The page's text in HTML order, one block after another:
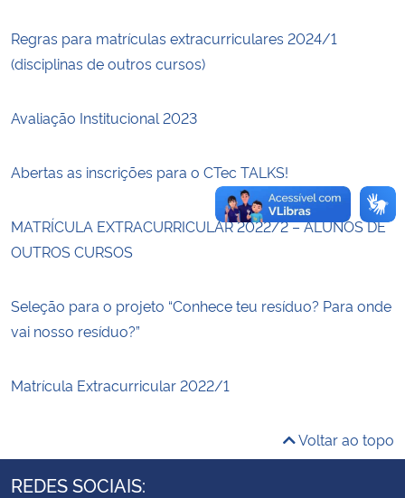
Secretaria-Geral
Advocacia-Geral da União
Banco Central do Brasil
Regras para matrículas extracurriculares 2024/1
(disciplinas de outros cursos)
Avaliação Institucional 2023
Abertas as inscrições para o CTec TALKS!
MATRÍCULA EXTRACURRICULAR 2022/2 – ALUNOS DE
OUTROS CURSOS
Seleção para o projeto “Conhece teu resíduo? Para onde
vai nosso resíduo?”
Matrícula Extracurricular 2022/1
Voltar ao topo
REDES SOCIAIS: